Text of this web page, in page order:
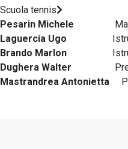
Scuola tennis
Pesarin Michele
Laguercia Ugo
Brando Marlon
Dughera Walter
Mastrandrea Antonietta